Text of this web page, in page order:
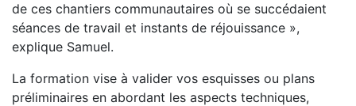
de ces chantiers communautaires où se succédaient
séances de travail et instants de réjouissance »,
explique Samuel.
La formation vise à valider vos esquisses ou plans
préliminaires en abordant les aspects techniques,